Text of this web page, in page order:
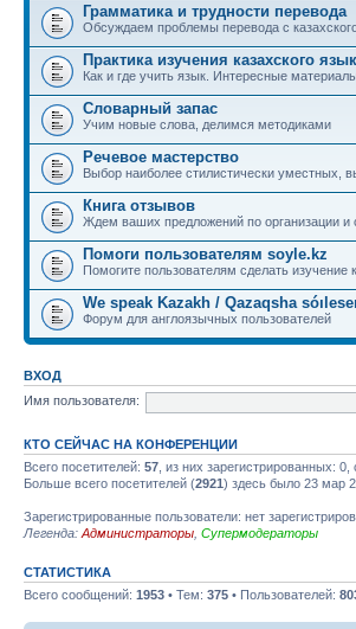
Грамматика и трудности перевода
Обсуждаем проблемы перевода с
Практика изучения казахского
Как и где учить язык. Интересные
Словарный запас
Учим новые слова, делимся методиками
Речевое мастерство
Выбор наиболее стилистически уместных,
Книга отзывов
Ждем ваших предложений по организации и
Помоги пользователям soyle.kz
Помогите пользователям сделать изучение
We speak Kazakh / Qazaqsha
Форум для англоязычных пользователей
ВХОД
Имя пользователя:
КТО СЕЙЧАС НА КОНФЕРЕНЦИИ
Всего посетителей: 57 , из них зарегистрированных:
Больше всего посетителей (2921) здесь было 23 мар
Зарегистрированные пользователи: нет
Легенда: Администраторы Супермодераторы
СТАТИСТИКА
Всего сообщений: 1953 • Тем: 375 • Пользователей: